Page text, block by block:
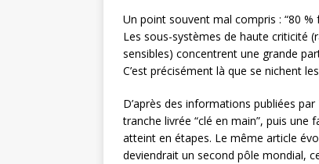
Un point souvent mal compris : “80 %
Les sous-systèmes de haute criticité
sensibles) concentrent une grande
C’est précisément là que se nichent
D’après des informations publiées
tranche livrée “clé en main”, puis
atteint en étapes. Le même article
deviendrait un second pôle mondial,